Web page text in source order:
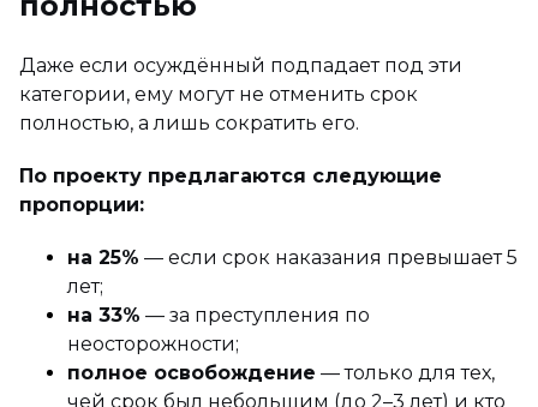
Даже если осуждённый подпадает под эти
категории, ему могут не отменить срок
полностью, а лишь сократить его.
По проекту предлагаются следующие
пропорции:
на 25% — если срок наказания превышает 5
лет;
на 33% — за преступления по
неосторожности;
полное освобождение — только для тех,
чей срок был небольшим (до 2–3 лет) и кто